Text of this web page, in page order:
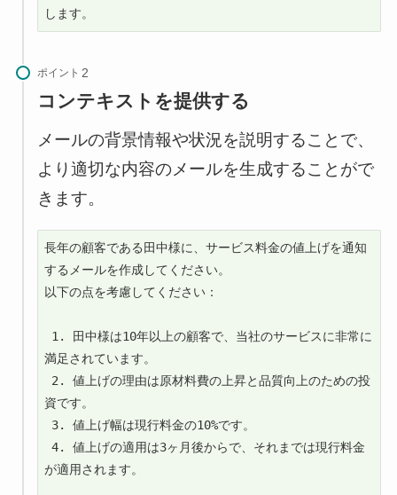
します。
ポイント
コンテキストを提供する
メールの背景情報や状況を説明することで、
より適切な内容のメールを生成することがで
きます。
長年の顧客である田中様に、サービス料金の値上げを通知
するメールを作成してください。
以下の点を考慮してください：
満足されています。
資です。
が適用されます。